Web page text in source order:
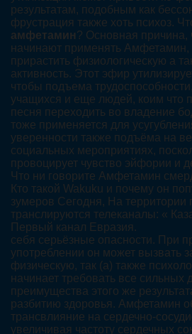
результатам, подобным как
фрустрация также хоть психоз.
амфетамин? Основная причина,
начинают применять
прирастить физиологическую а
активность. Этот эфир
чтобы подъема
учащихся и еще людей, коим что
песня переходить во владение
тоже применяется для
уверенности также подъёма на
социальных мероприятиях,
провоцирует чувство эйфории и
Что ни говорите Амфетамин
Кто такой Wakuku и почему он
зумеров Сегодня, На территории
транслируются телеканалы: «
Первый канал Евразия.
себя серьёзные опасности. При
употреблении он может вызвать
физическую, так (а) также
начинает требовать все сильных
преимущества этого же
разбитию здоровья. Амфетамин
трансвлияние на сердечно-
увеличивая частоту сердечных